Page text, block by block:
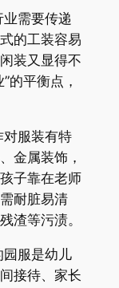
需要传递
的工装容易
装又显得不
的平衡点，
对服装有特
金属装饰，
子靠在老师
耐脏易清
渣等污渍。
园服是幼儿
接待、家长